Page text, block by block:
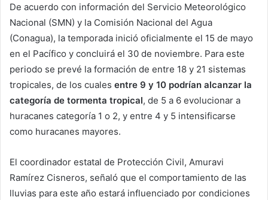
De acuerdo con información del Servicio Meteorológico
Nacional (SMN) y la Comisión Nacional del Agua
(Conagua), la temporada inició oficialmente el 15 de mayo
en el Pacífico y concluirá el 30 de noviembre. Para este
periodo se prevé la formación de entre 18 y 21 sistemas
tropicales, de los cuales entre 9 y 10 podrían alcanzar la
categoría de tormenta tropical, de 5 a 6 evolucionar a
huracanes categoría 1 o 2, y entre 4 y 5 intensificarse
como huracanes mayores.
El coordinador estatal de Protección Civil, Amuravi
Ramírez Cisneros, señaló que el comportamiento de las
lluvias para este año estará influenciado por condiciones